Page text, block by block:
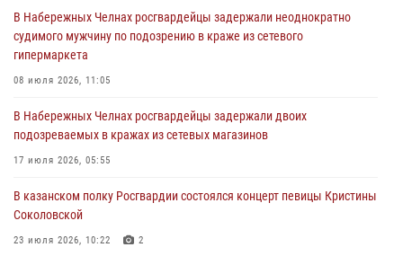
23 июля 2026, 10:22 2
В Нижнекамске сотрудники Росгвардии задержали подозреваемого
в краже
В Казани Росгвардия приняла участие в обеспечении безопасности
крестного хода и освящения храма
В Набережных Челнах росгвардейцы задержали неоднократно
судимого мужчину по подозрению в краже из сетевого
гипермаркета
08 июля 2026, 11:05
В Набережных Челнах росгвардейцы задержали двоих
подозреваемых в кражах из сетевых магазинов
17 июля 2026, 05:55
В казанском полку Росгвардии состоялся концерт певицы Кристины
Соколовской
23 июля 2026, 10:22 2